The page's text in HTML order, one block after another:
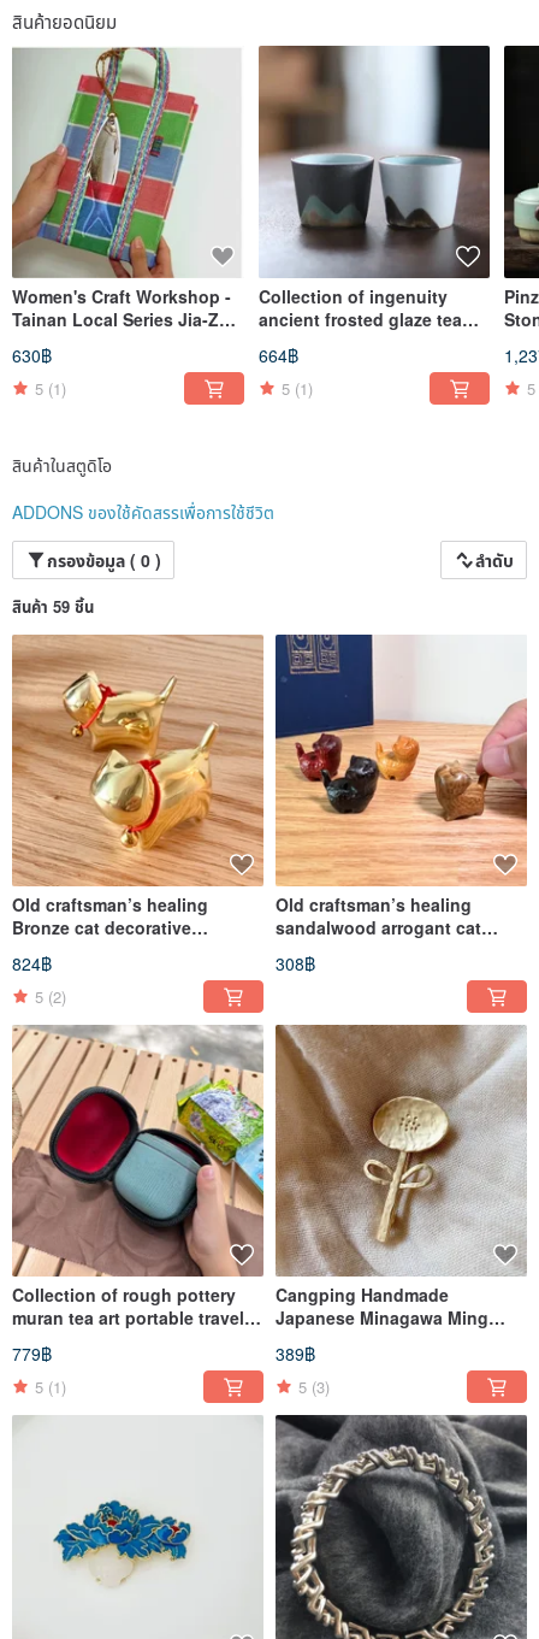
ประวัติศาสตร์ ไม่มีอุตสาหกรรมหนัก และดำเนินชีวิตอย่างเนิบช้าราวกับถูกกาลเวลาหลงลืม
เราไม่ชื่นชอบความโดดเด่นฉูดฉาด แต่หลงใหลในรูปแบบการใช้ชีวิตที่เรียบขรึมและอบอุ่น เรา
นำพื้นฐานการเติบโตที่แตกต่างกันของแต่ละรุ่น รวมถึงการตีความของเราที่มีต่อชีวิต ท้องถิ่น
และสุนทรียศาสตร์ มาสร้างความร่วมมือที่ข้ามทั้งสาขาและพื้นที่ ผสานความงดงามของ
วัฒนธรรมดั้งเดิมเข้ากับความรู้สึกทางการออกแบบร่วมสมัย และใช้กำลังของเราเองสร้าง
แพลตฟอร์มการใช้ชีวิตที่เต็มไปด้วยความใฝ่ฝัน การสืบทอดวัฒนธรรม และการยกระดับ
ADDONS หมายถึง “อุปกรณ์เสริม” หรือ “สิ่งที่เพิ่มเติมเข้ามา”
ส่วนชื่อภาษาจีน “哎喔” นั้น เกิดจากการนำเสียงอ่านของคำว่า ADDONS
มาเขียนด้วยตัวอักษรจีนที่มีเสียงใกล้เคียงกัน
จากนั้นเราจึงนำความตั้งใจแรกเริ่มในการก่อตั้งแบรนด์
มามอบความหมายใหม่ให้แก่คำว่า “哎喔”:
“哎” คือเสียงถอนหายใจต่อโลกที่ทุกคนต่างเร่งแสวงหาความสำเร็จและผลประโยชน์เฉพาะหน้า
“喔” คือการตระหนักหลังจากเดินวนเวียนมาเนิ่นนานว่า ชีวิตไม่ได้อยู่ที่อื่น
และการได้ค้นพบความตั้งใจดั้งเดิมของการใช้ชีวิตอีกครั้ง
“ร้านค้าออนไลน์ ADDONS” จัดส่งของใช้คุณภาพดีที่คุณอาจไม่เคยนึกถึงตรงถึงบ้าน
ที่นี่ไม่มีผลิตภัณฑ์เชิงพาณิชย์ที่ฉาบฉวยหรือจงใจสร้างขึ้นเพื่อเอาใจผู้คน เราให้ความสนใจ
เฉพาะสิ่งของที่มีความอบอุ่นและเกิดจากผู้ที่เข้าใจวิถีแห่งการใช้ชีวิตอย่างแท้จริง สินค้าที่เราคัด
เลือกมีจำนวนไม่มาก แต่ทุกชิ้นล้วนผ่านการเปรียบเทียบจำนวนมากและคัดสรรอย่างพิถีพิถัน
สร้างสรรค์ผลงานอย่างจริงจังในพื้นที่ต่าง ๆ พร้อมพูดคุยกับพวกเขาเกี่ยวกับทิศทางการ
พัฒนาสินค้า ผ่านการวางตำแหน่งใหม่ การนำเสนอที่ถ่ายทอดทั้งอารมณ์และความอบอุ่น
หากคุณเป็นนักสร้างสรรค์ ดีไซเนอร์ หรือเจ้าของแบรนด์ และมีความใส่ใจกับความมุ่งมั่นเช่น
สินค้ายอดนิยม
Women's Craft Workshop -
Tainan Local Series Jia-Zhi
Handmade Book - Kraft
Paper / White Paper
630฿
5 (1)
Collection of ingenuity
ancient frosted glaze tea
cups-2 pairs of cups
664฿
5 (1)
Pot
5
สินค้าในสตูดิโอ
ADDONS ของใช้คัดสรรเพื่อการใช้ชีวิต
กรองข้อมูล ( 0 )
ลำดับ
สินค้า 59 ชิ้น
Old craftsman’s healing
Bronze cat decorative
ornaments/hand toys
824฿
5 (2)
Old craftsman’s healing
sandalwood arrogant cat
decorative ornaments/hand
toys
308฿
Collection of rough pottery
muran tea art portable travel
tea set (one pot and one cup)
779฿
5 (1)
Cangping Handmade
Japanese Minagawa Ming
Style Simple Matte Brooch-
Flowers
389฿
5 (3)